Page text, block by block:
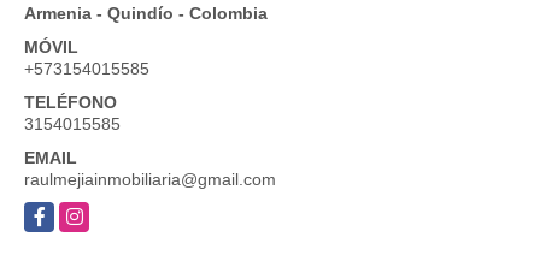
Armenia - Quindío - Colombia
MÓVIL
+573154015585
TELÉFONO
3154015585
EMAIL
raulmejiainmobiliaria@gmail.com
FacebookInstagram